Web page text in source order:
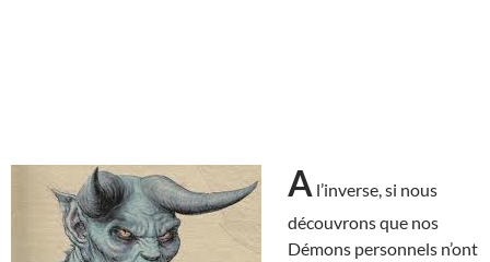
A l’inverse, si nous
découvrons que nos
Démons personnels n’ont